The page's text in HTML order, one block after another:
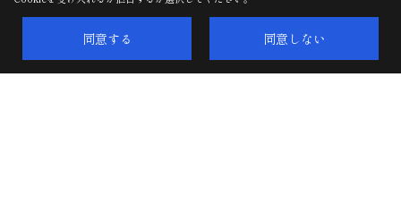
1ページ （全38ページ中）
同意する 同意しない